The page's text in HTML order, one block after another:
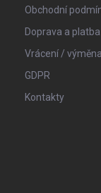
Obchodní
Doprava a platba
Vrácení / výměna
GDPR
Kontakty